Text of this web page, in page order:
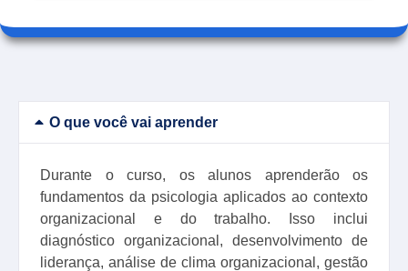
O que você vai aprender
Durante o curso, os alunos aprenderão os
fundamentos da psicologia aplicados ao contexto
organizacional e do trabalho. Isso inclui
diagnóstico organizacional, desenvolvimento de
liderança, análise de clima organizacional, gestão